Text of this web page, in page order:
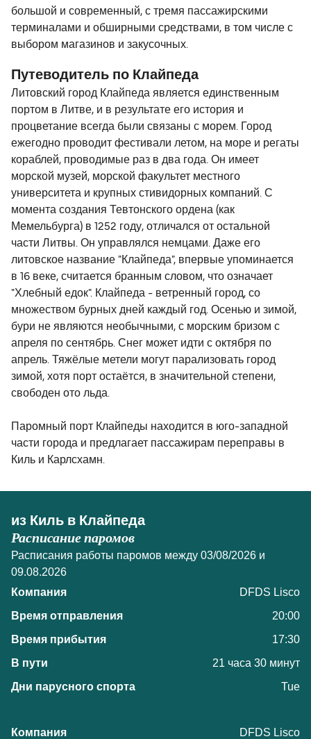
большой и современный, с тремя пассажирскими
терминалами и обширными средствами, в том числе с
выбором магазинов и закусочных.
Путеводитель по Клайпеда
Литовский город Клайпеда является единственным
портом в Литве, и в результате его история и
процветание всегда были связаны с морем. Город
ежегодно проводит фестивали летом, на море и регаты
кораблей, проводимые раз в два года. Он имеет
морской музей, морской факультет местного
университета и крупных стивидорных компаний. С
момента создания Тевтонского ордена (как
Мемельбурга) в 1252 году, отличался от остальной
части Литвы. Он управлялся немцами. Даже его
литовское название "Клайпеда", впервые упоминается
в 16 веке, считается бранным словом, что означает
"Хлебный едок". Клайпеда - ветренный город, со
множеством бурных дней каждый год. Осенью и зимой,
бури не являются необычными, с морским бризом с
апреля по сентябрь. Снег может идти с октября по
апрель. Тяжёлые метели могут парализовать город
зимой, хотя порт остаётся, в значительной степени,
свободен ото льда.
Паромный порт Клайпеды находится в юго-западной
части города и предлагает пассажирам переправы в
Киль и Карлсхамн.
из Киль в Клайпеда
Расписание паромов
Расписания работы паромов между 03/08/2026 и
09.08.2026
DFDS Lisco
20:00
17:30
21 часа 30 минут
Tue
DFDS Lisco